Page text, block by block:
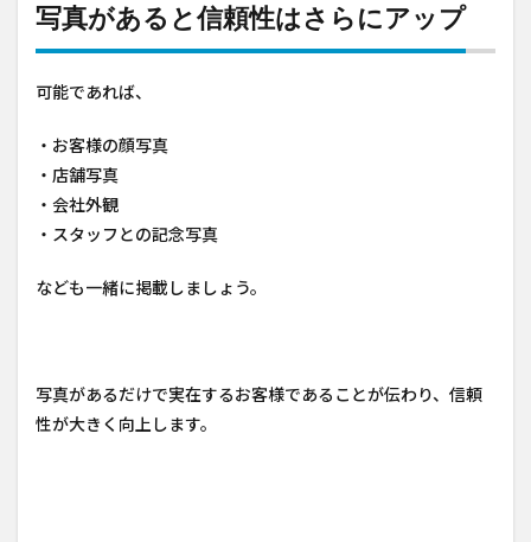
写真があると信頼性はさらにアップ
可能であれば、
・お客様の顔写真
・店舗写真
・会社外観
・スタッフとの記念写真
なども一緒に掲載しましょう。
写真があるだけで実在するお客様であることが伝わり、信頼
性が大きく向上します。